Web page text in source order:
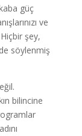
güç
ve
şey,
söylenmiş
bilincine